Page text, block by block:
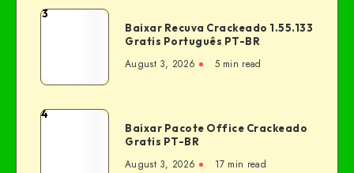
3
Baixar Recuva Crackeado 1.55.133
Gratis Português PT-BR
August 3, 2026 5 min read
4
Baixar Pacote Office Crackeado
Gratis PT-BR
August 3, 2026 17 min read